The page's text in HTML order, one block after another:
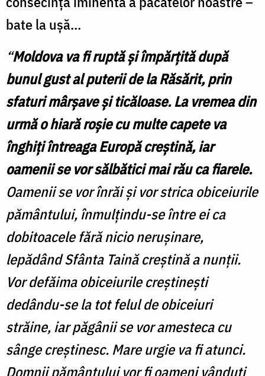
bate la uşă…
“Moldova va fi ruptă şi împărţită după
bunul gust al puterii de la Răsărit, prin
sfaturi mârşave şi ticăloase. La vremea din
urmă o hiară roşie cu multe capete va
înghiţi întreaga Europă creştină, iar
oamenii se vor sălbătici mai rău ca fiarele.
Oamenii se vor înrăi şi vor strica obiceiurile
pământului, înmulţindu-se între ei ca
dobitoacele fără nicio neruşinare,
lepădând Sfânta Taină creştină a nunţii.
Vor defăima obiceiurile creştineşti
dedându-se la tot felul de obiceiuri
străine, iar păgânii se vor amesteca cu
sânge creştinesc. Mare urgie va fi atunci.
Domnii pământului vor fi oameni vânduţi